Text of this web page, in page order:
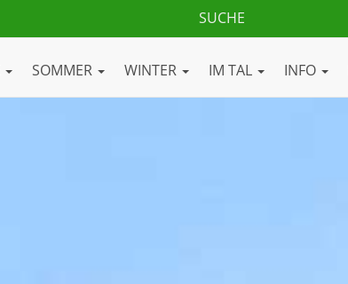
SOMMER WINTER IM TAL INFO